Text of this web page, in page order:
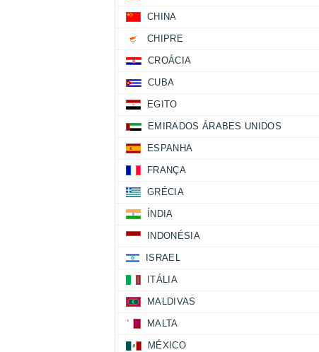
CHINA
CHIPRE
CROÁCIA
CUBA
EGITO
EMIRADOS ÁRABES UNIDOS
ESPANHA
FRANÇA
GRÉCIA
ÍNDIA
INDONÉSIA
ISRAEL
ITÁLIA
MALDIVAS
MALTA
MÉXICO